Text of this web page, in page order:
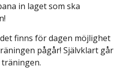
in laget som ska
finns för dagen möjlighet
pågår! Självklart går